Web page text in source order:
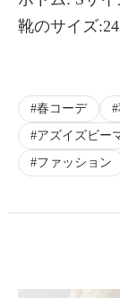
×
靴のサイズ
春コーデ
アズイズビー
ファッション